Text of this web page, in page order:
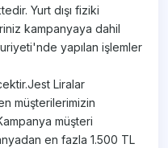
Yurt dışı fiziki
kampanyaya dahil
yapılan işlemler
Liralar
müşterilerimizin
müşteri
en fazla 1.500 TL